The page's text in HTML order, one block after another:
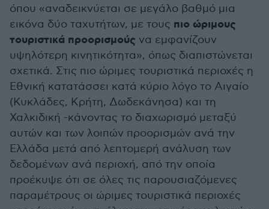
όπου «αναδεικνύεται σε μεγάλο βαθμό μια
εικόνα δύο ταχυτήτων, με τους πιο ώριμους
τουριστικά προορισμούς να εμφανίζουν
υψηλότερη κινητικότητα», όπως διαπιστώνεται
σχετικά. Στις πιο ώριμες τουριστικά περιοχές η
Εθνική κατατάσσει κατά κύριο λόγο το Αιγαίο
(Κυκλάδες, Κρήτη, Δωδεκάνησα) και τη
Χαλκιδική -κάνοντας το διαχωρισμό μεταξύ
αυτών και των λοιπών προορισμών ανά την
Ελλάδα μετά από λεπτομερή ανάλυση των
δεδομένων ανά περιοχή, από την οποία
προέκυψε ότι σε όλες τις παρουσιαζόμενες
παραμέτρους οι ώριμες τουριστικά περιοχές